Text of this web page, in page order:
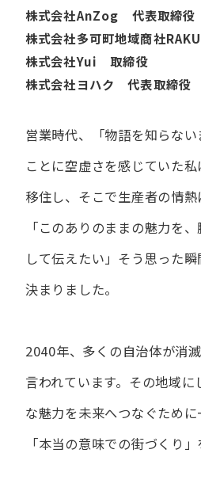
株式会社AnZog 代表取締役
株式会社多可町地域商社
株式会社Yui 取締役
株式会社ヨハク 代表取締役
営業時代、​「物語を​知らない
ことに​空虚さを​感じていた​私
移住し、​そこで​生産者の​情熱
「この​ありの​ままの​魅力を
して​伝えたい」 そう​思った​
決まりました。
2040年、多くの自治体が消
言われています。 その地域に
な魅力を未来へつなぐために
「本当の意味での街づくり」